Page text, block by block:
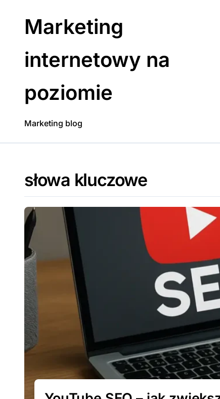
Marketing
internetowy na
poziomie
Marketing blog
słowa kluczowe